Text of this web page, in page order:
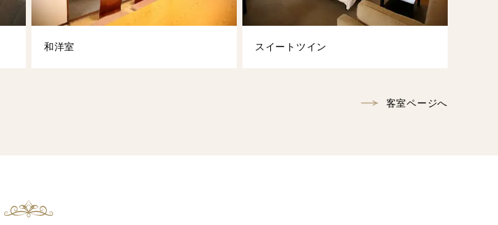
和洋室 スイートツイン
客室ページへ